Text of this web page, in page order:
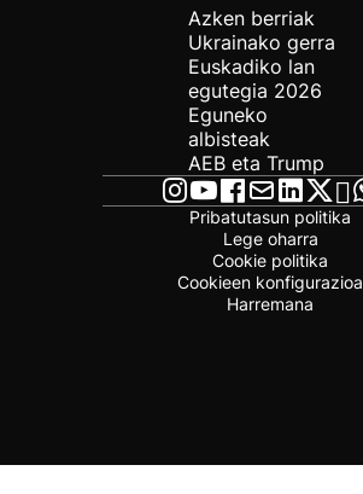
Azken berriak
Ukrainako gerra
Euskadiko lan
egutegia 2026
Eguneko
albisteak
AEB eta Trump
Pribatutasun politika
Lege oharra
Cookie politika
Cookieen konfigurazioa
Harremana